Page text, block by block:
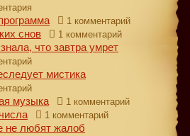
1 комментарий
снов 1 комментарий
что завтра умрет
мистика
музыка 1 комментарий
1 комментарий
не любят жалоб